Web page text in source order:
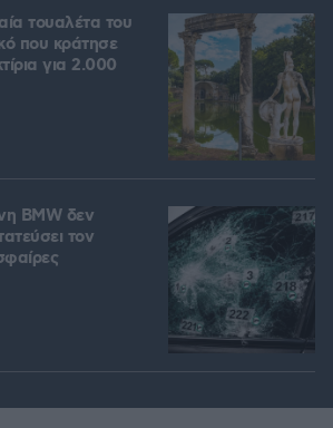
τουαλέτα του
που κράτησε
για 2.000
BMW δεν
τον